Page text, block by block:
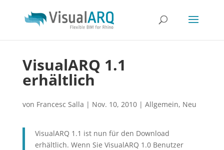
VisualARQ 1.1
erhältlich
von Francesc Salla | Nov. 10, 2010| Allgemein, Neu
VisualARQ 1.1 ist nun für den Download
erhältlich. Wenn Sie VisualARQ 1.0 Benutzer